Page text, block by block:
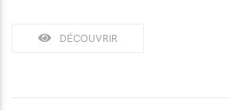
DÉCOUVRIR